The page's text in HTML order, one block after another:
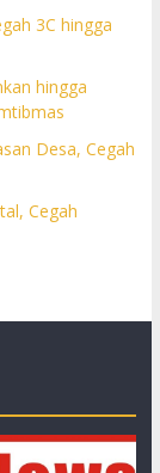
3C hingga
hingga
Desa, Cegah
Cegah